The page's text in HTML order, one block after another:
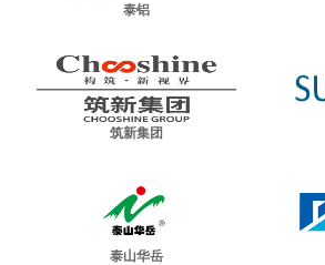
泰铝
筑新集团
泰山华岳